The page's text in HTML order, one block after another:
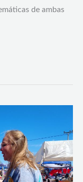
de ambas